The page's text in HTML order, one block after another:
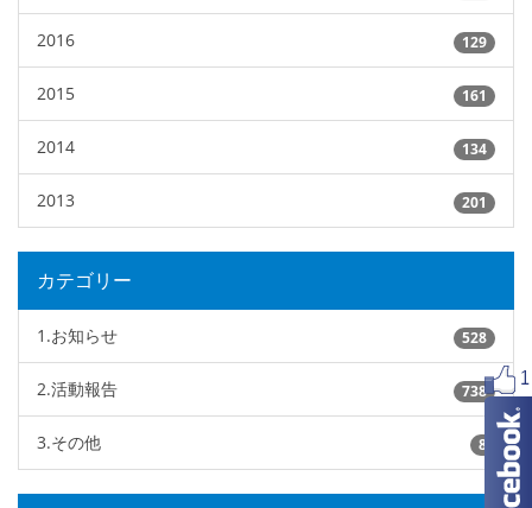
2016 129
2015 161
2014 134
2013 201
カテゴリー
1.お知らせ 528
2.活動報告 738
3.その他 8